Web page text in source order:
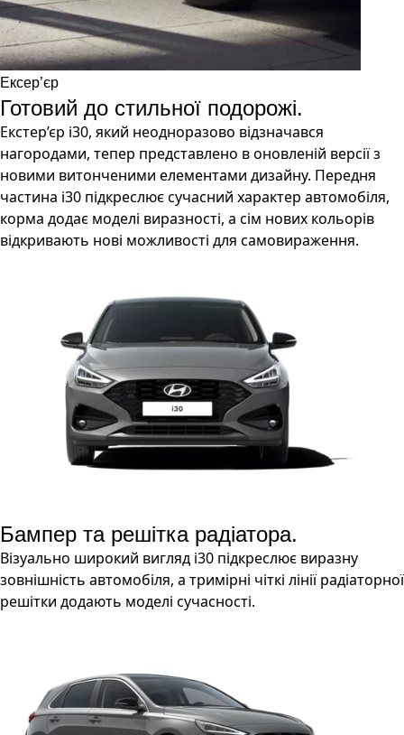
Ексер’єр
Готовий до стильної подорожі.
Екстер’єр i30, який неодноразово відзначався
нагородами, тепер представлено в оновленій версії з
новими витонченими елементами дизайну. Передня
частина i30 підкреслює сучасний характер автомобіля,
корма додає моделі виразності, а сім нових кольорів
відкривають нові можливості для самовираження.
Бампер та решітка радіатора.
Візуально широкий вигляд i30 підкреслює виразну
зовнішність автомобіля, а тримірні чіткі лінії радіаторної
решітки додають моделі сучасності.